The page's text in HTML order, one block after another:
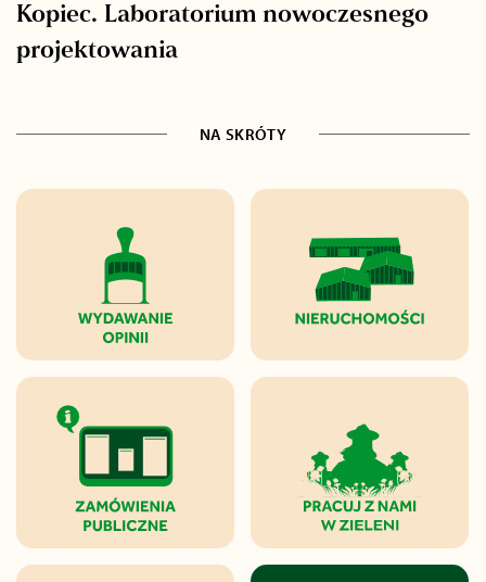
Kopiec. Laboratorium nowoczesnego
projektowania
NA SKRÓTY